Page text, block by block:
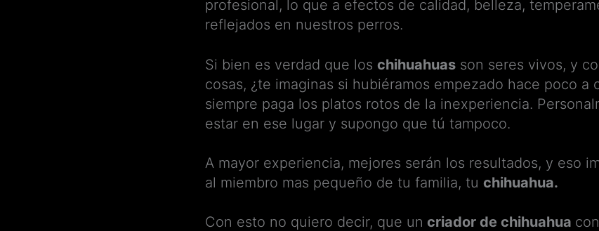
profesional, lo que a efectos de calidad, belleza,
reflejados en nuestros perros.
Si bien es verdad que los chihuahuas son seres vivos, y
cosas, ¿te imaginas si hubiéramos empezado hace poco a
siempre paga los platos rotos de la inexperiencia.
estar en ese lugar y supongo que tú tampoco.
A mayor experiencia, mejores serán los resultados, y eso
al miembro mas pequeño de tu familia, tu chihuahua.
Con esto no quiero decir, que un criador de chihuahua